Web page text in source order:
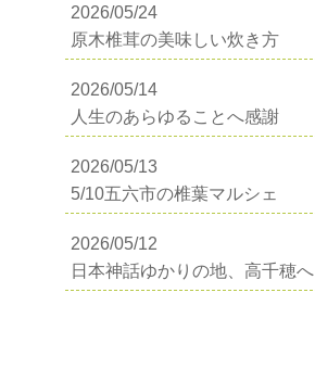
2026/05/24
原木椎茸の美味しい炊き方
2026/05/14
人生のあらゆることへ感謝
2026/05/13
5/10五六市の椎葉マルシェ
2026/05/12
日本神話ゆかりの地、高千穂へ